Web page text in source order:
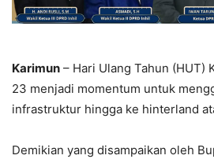
Karimun – Hari Ulang Tahun (HUT)
23 menjadi momentum untuk
infrastruktur hingga ke hinterland
Demikian yang disampaikan oleh